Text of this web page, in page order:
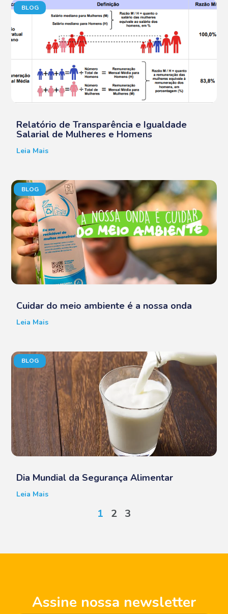
BLOG
Relatório de Transparência e Igualdade
Salarial de Mulheres e Homens
Leia Mais
BLOG
Cuidar do meio ambiente é a nossa onda
Leia Mais
BLOG
Dia Mundial da Segurança Alimentar
Leia Mais
1 2 3
Assine nossa newsletter